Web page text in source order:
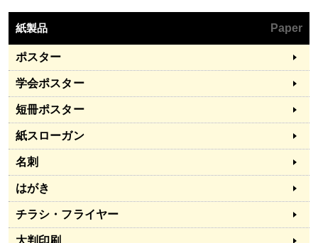
紙製品 Paper
ポスター
学会ポスター
短冊ポスター
紙スローガン
名刺
はがき
チラシ・フライヤー
大判印刷